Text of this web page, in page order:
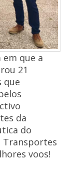
em que a
21
que
da
do
Transportes
voos!